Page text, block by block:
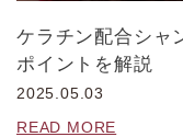
ケラチン配合シャ
ポイントを解説
2025.05.03
READ MORE